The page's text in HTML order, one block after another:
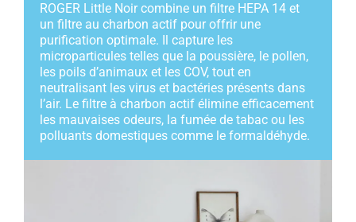
ROGER Little Noir combine un filtre HEPA 14 et
un filtre au charbon actif pour offrir une
purification optimale. Il capture les
microparticules telles que la poussière, le pollen,
les poils d’animaux et les COV, tout en
neutralisant les virus et bactéries présents dans
l’air. Le filtre à charbon actif élimine efficacement
les mauvaises odeurs, la fumée de tabac ou les
polluants domestiques comme le formaldéhyde.